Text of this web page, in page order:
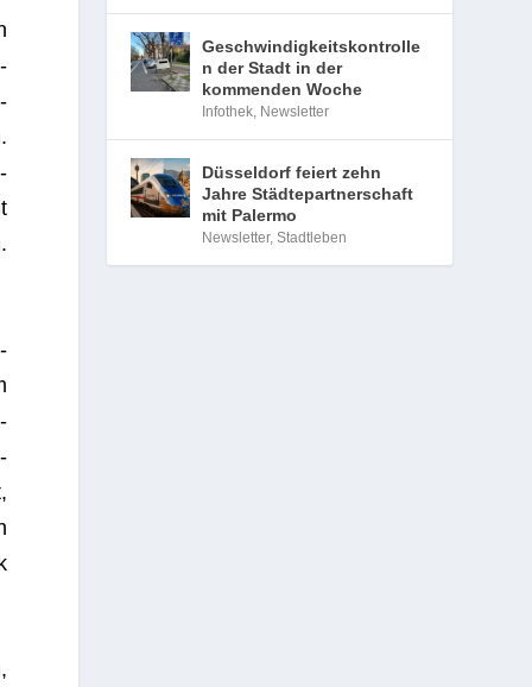
Geschwindigkeitskontrolle
n der Stadt in der
kommenden Woche
Infothek, Newsletter
Düsseldorf feiert zehn
Jahre Städtepartnerschaft
mit Palermo
Newsletter,Stadtleben